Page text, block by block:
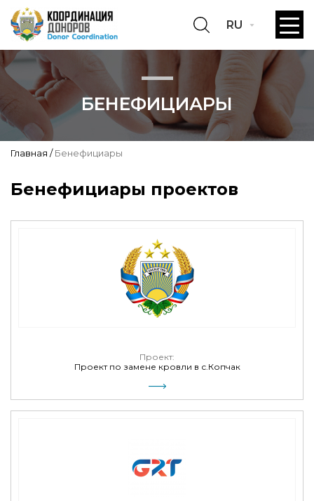
RU
БЕНЕФИЦИАРЫ
Главная Бенефициары
Бенефициары проектов
Проект:
Проект по замене кровли в с.Копчак